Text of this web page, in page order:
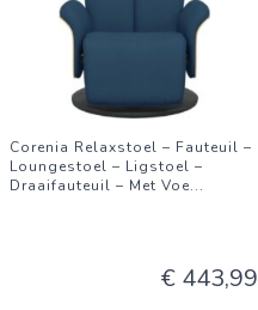
Corenia Relaxstoel – Fauteuil –
Loungestoel – Ligstoel –
Draaifauteuil – Met Voe...
€ 443,99